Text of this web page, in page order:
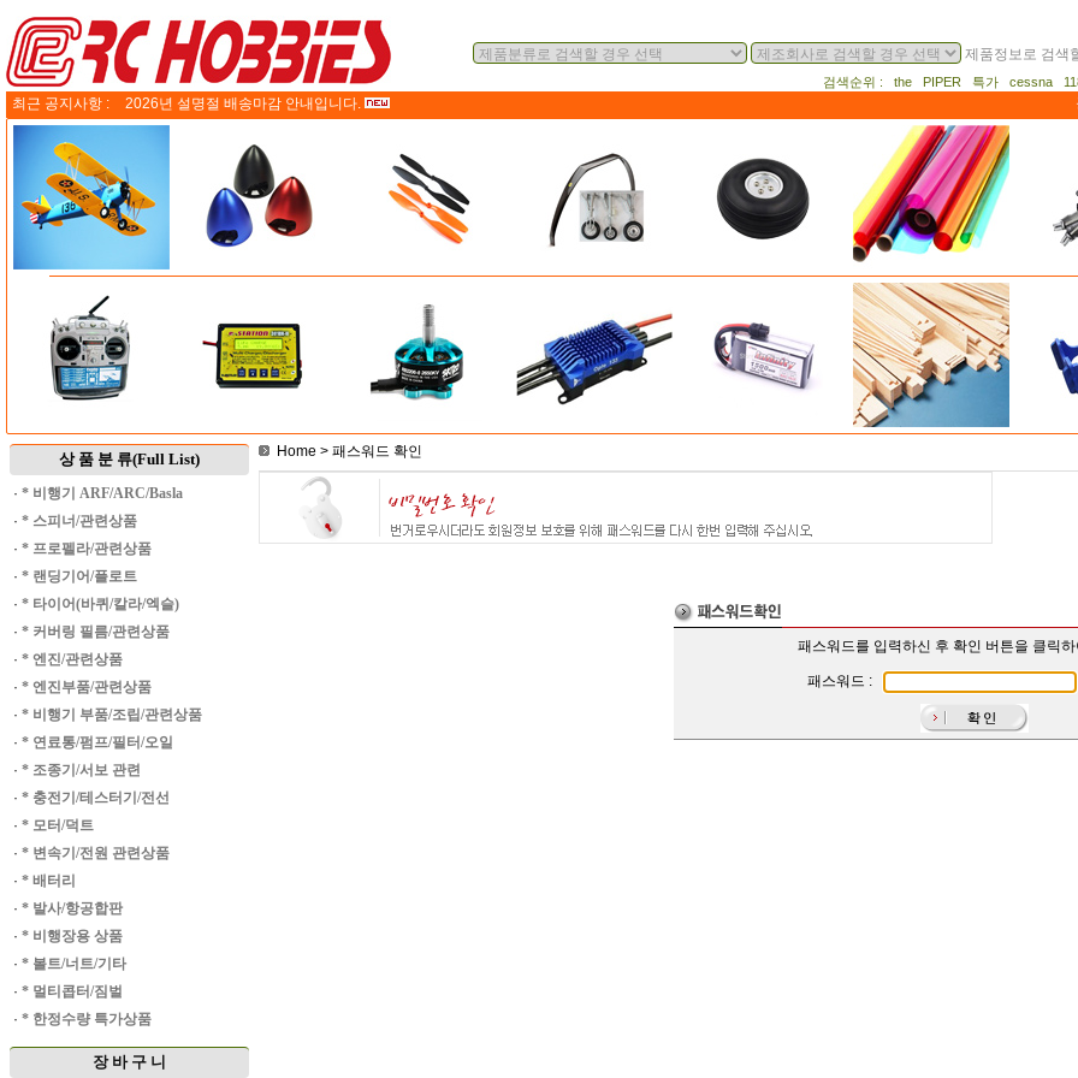
제품정보로 검색
검색순위 : the PIPER 특가 cessna
최근 공지사항 : 2026년 설명절 배송마감 안내입니다.
상 품 분 류(Full List)
· * 비행기 ARF/ARC/Basla
· * 스피너/관련상품
· * 프로펠라/관련상품
· * 랜딩기어/플로트
· * 타이어(바퀴/칼라/엑슬)
· * 커버링 필름/관련상품
· * 엔진/관련상품
· * 엔진부품/관련상품
· * 비행기 부품/조립/관련상품
· * 연료통/펌프/필터/오일
· * 조종기/서보 관련
· * 충전기/테스터기/전선
· * 모터/덕트
· * 변속기/전원 관련상품
· * 배터리
· * 발사/항공합판
· * 비행장용 상품
· * 볼트/너트/기타
· * 멀티콥터/짐벌
· * 한정수량 특가상품
장 바 구 니
Home > 패스워드 확인
패스워드를 입력하신 후 확인 버튼을 클릭
패스워드 :